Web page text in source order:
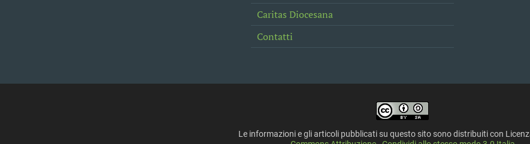
Caritas Diocesana
Contatti
Le informazioni e gli articoli pubblicati su questo sito sono distribuiti con